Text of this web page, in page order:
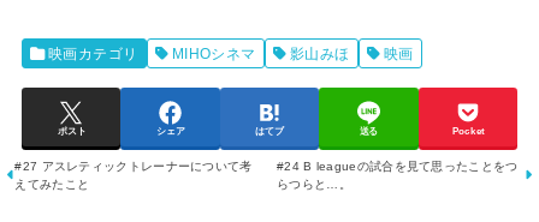
映画カテゴリ MIHOシネマ 影山みほ 映画
ポスト シェア はてブ 送る Pocket
#27 アスレティックトレーナーについて考
えてみたこと
#24 B leagueの試合を見て思ったことをつ
らつらと…。